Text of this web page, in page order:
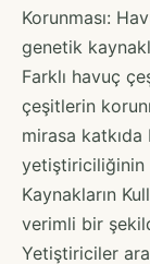
Korunması:
genetik
Farklı havuç
çeşitlerin
mirasa katkıda
yetiştiriciliğinin
Kaynakların
verimli bir
Yetiştiriciler